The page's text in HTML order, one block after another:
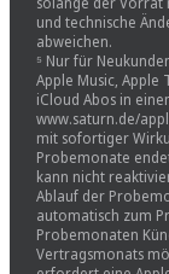
und technische
abweichen.
⁵ Nur für
Apple Music, Apple
iCloud Abos in
www.saturn.de/
mit sofortiger
Probemonate
kann nicht
Ablauf der
automatisch zum
Probemonaten
Vertragsmonats